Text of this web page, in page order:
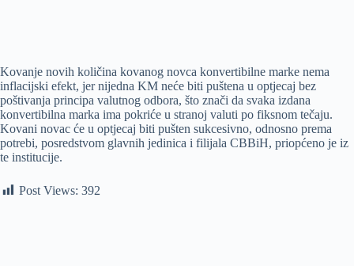
Kovanje novih količina kovanog novca konvertibilne marke nema
inflacijski efekt, jer nijedna KM neće biti puštena u optjecaj bez
poštivanja principa valutnog odbora, što znači da svaka izdana
konvertibilna marka ima pokriće u stranoj valuti po fiksnom tečaju.
Kovani novac će u optjecaj biti pušten sukcesivno, odnosno prema
potrebi, posredstvom glavnih jedinica i filijala CBBiH, priopćeno je iz
te institucije.
Post Views: 392